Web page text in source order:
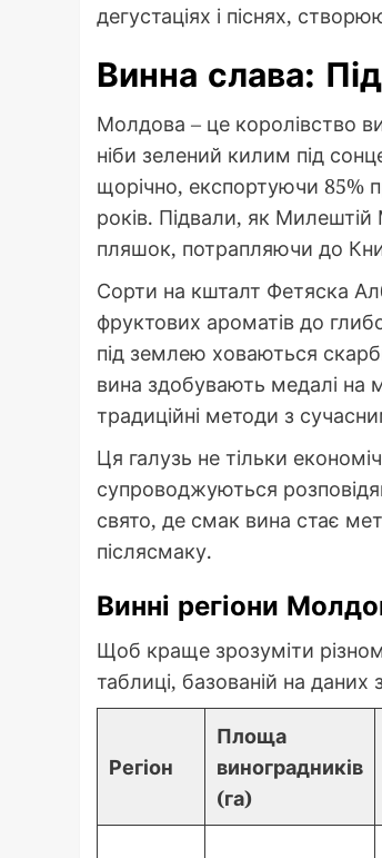
дегустаціях і піснях,
Винна слава:
Молдова – це королівство
ніби зелений килим під
щорічно, експортуючи 85%
років. Підвали, як
пляшок, потрапляючи до
Сорти на кшталт Фетяска
фруктових ароматів до
під землею ховаються
вина здобувають медалі на
традиційні методи з
Ця галузь не тільки
супроводжуються
свято, де смак вина стає
післясмаку.
Винні регіони
Щоб краще зрозуміти
таблиці, базованій на даних
Регіон
Площа
виноградників
(га)